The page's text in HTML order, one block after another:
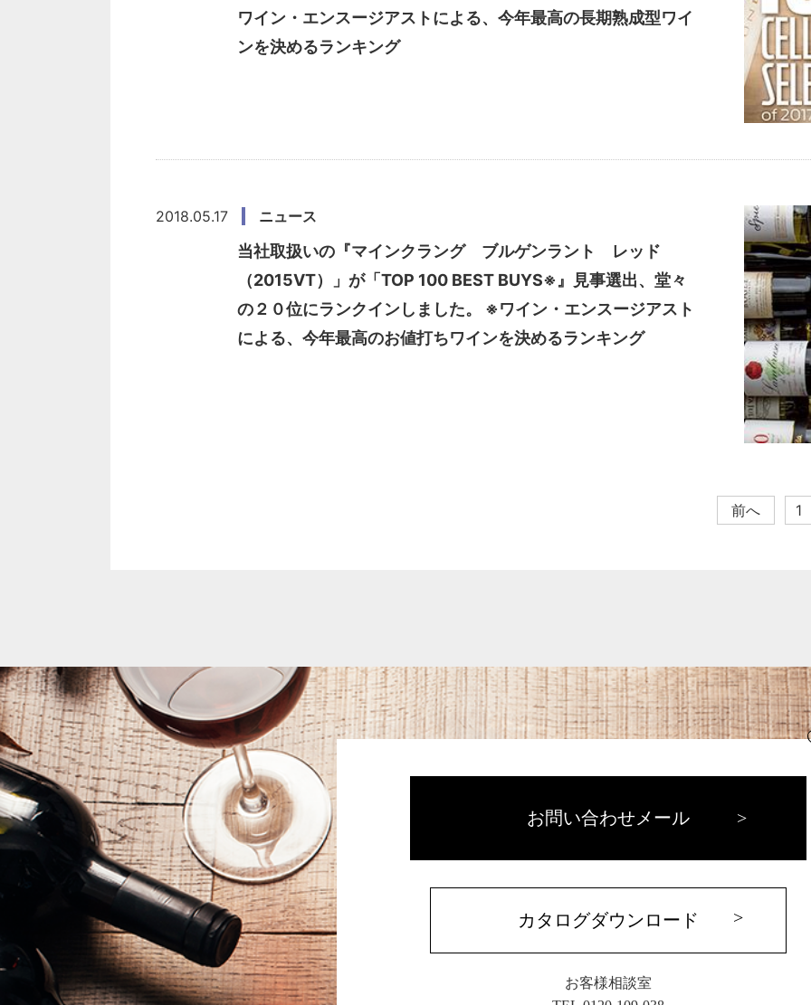
ワイン・エンスージアストによる、今年最高の長期熟成型ワイ
ンを決めるランキング
2018.05.17 ニュース
当社取扱いの『マインクラング ブルゲンラント レッド
（2015VT）」が「TOP 100 BEST BUYS※』見事選出、堂々
の２０位にランクインしました。 ※ワイン・エンスージアスト
による、今年最高のお値打ちワインを決めるランキング
前へ 1
お問い合わせメール
カタログダウンロード
お客様相談室